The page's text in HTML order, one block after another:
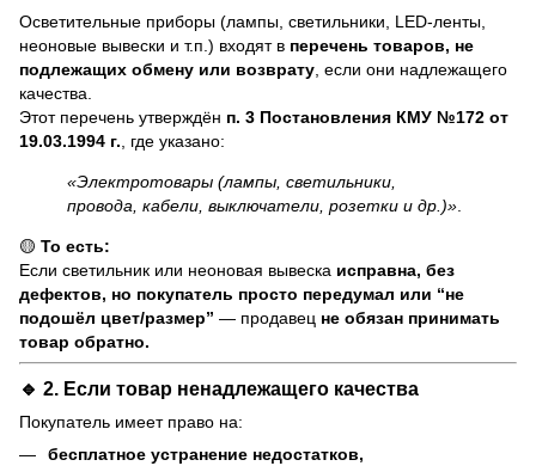
Осветительные приборы (лампы, светильники, LED-ленты,
неоновые вывески и т.п.) входят в перечень товаров, не
подлежащих обмену или возврату , если они надлежащего
качества.
Этот перечень утверждён п. 3 Постановления КМУ №172 от
19.03.1994 г. , где указано:
«Электротовары (лампы, светильники,
провода, кабели, выключатели, розетки и др.)»
🟡 То есть:
Если светильник или неоновая вывеска исправна, без
дефектов, но покупатель просто передумал или “не
подошёл цвет/размер” — продавец не обязан принимать
товар обратно.
🔹 2. Если товар ненадлежащего качества
Покупатель имеет право на:
бесплатное устранение недостатков,